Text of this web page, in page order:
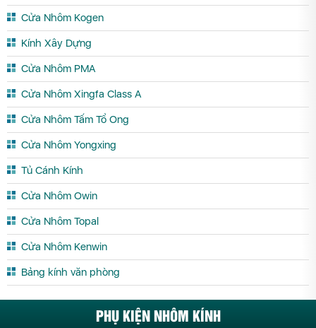
Cửa Nhôm Kogen
Kính Xây Dựng
Cửa Nhôm PMA
Cửa Nhôm Xingfa Class A
Cửa Nhôm Tấm Tổ Ong
Cửa Nhôm Yongxing
Tủ Cánh Kính
Cửa Nhôm Owin
Cửa Nhôm Topal
Cửa Nhôm Kenwin
Bảng kính văn phòng
PHỤ KIỆN NHÔM KÍNH